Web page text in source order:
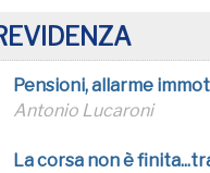
Pensioni, allarme
Antonio Lucaroni
La corsa non è finita...